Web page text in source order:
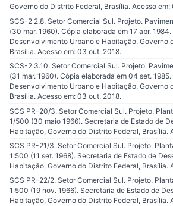
Governo do Distrito Federal, Brasília. Acesso
SCS-2 2.8. Setor Comercial Sul. Projeto.
(30 mar. 1960). Cópia elaborada em 17 abr.
Desenvolvimento Urbano e Habitação, Governo
Brasília. Acesso em: 03 out. 2018.
SCS-2 3.10. Setor Comercial Sul. Projeto.
(31 mar. 1960). Cópia elaborada em 04 set.
Desenvolvimento Urbano e Habitação, Governo
Brasília. Acesso em: 03 out. 2018.
SCS PR-20/3. Setor Comercial Sul. Projeto.
1/500 (30 maio 1966). Secretaria de Estado de
Habitação, Governo do Distrito Federal, Brasília.
SCS PR-21/3. Setor Comercial Sul. Projeto.
1:500 (11 set. 1968). Secretaria de Estado de
Habitação, Governo do Distrito Federal, Brasília.
SCS PR-22/2. Setor Comercial Sul. Projeto.
1:500 (19 nov. 1966). Secretaria de Estado de
Habitação, Governo do Distrito Federal, Brasília.